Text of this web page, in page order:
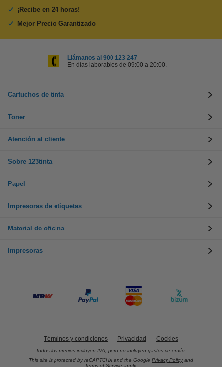
¡Recibe en 24 horas!
Mejor Precio Garantizado
Llámanos al 900 123 247
En días laborables de 09:00 a 20:00.
Cartuchos de tinta
Toner
Atención al cliente
Sobre 123tinta
Papel
Impresoras de etiquetas
Material de oficina
Impresoras
Términos y condiciones Privacidad Cookies
Todos los precios incluyen IVA, pero no incluyen gastos de envío.
This site is protected by reCAPTCHA and the Google Privacy Policy and
Terms of Service apply.